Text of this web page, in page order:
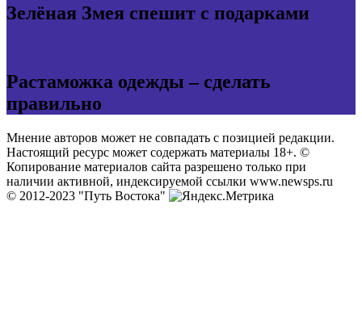
Зелёная Змея спешит с подарками
Растаможка одежды – сделать
правильно
Мнение авторов может не совпадать с позицией редакции.
Настоящий ресурс может содержать материалы 18+. ©
Копирование материалов сайта разрешено только при
наличии активной, индексируемой ссылки www.newsps.ru
© 2012-2023 "Путь Востока"